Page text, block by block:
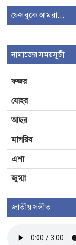
ফেসবুকে আমরা...
নামাজের সময়সূচী
ফজর
যোহর
আছর
মাগরিব
এশা
জুম্মা
জাতীয় সঙ্গীত